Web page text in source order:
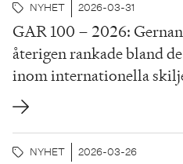
NYHET 2026-03-31
GAR 100 – 2026:
återigen rankade bland
inom internationella
NYHET 2026-03-26